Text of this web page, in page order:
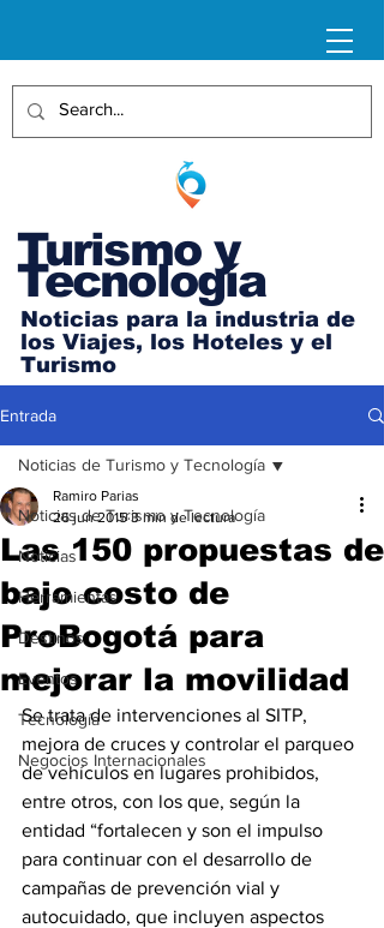
Turismo y
Tecnología
Noticias para la industria de
los Viajes, los Hoteles y el
Turismo
Entrada
Noticias de Turismo y Tecnología
Noticias
Herramientas
Destinos
Eventos
Tecnología
Negocios Internacionales
Noticias de Turismo y Tecnología
Las 150 propuestas de
bajo costo de
ProBogotá para
mejorar la movilidad
Ramiro Parias
26 jun 2015 3 min de lectura
Se trata de intervenciones al SITP,
mejora de cruces y controlar el parqueo
de vehículos en lugares prohibidos,
entre otros, con los que, según la
entidad “fortalecen y son el impulso
para continuar con el desarrollo de
campañas de prevención vial y
autocuidado, que incluyen aspectos